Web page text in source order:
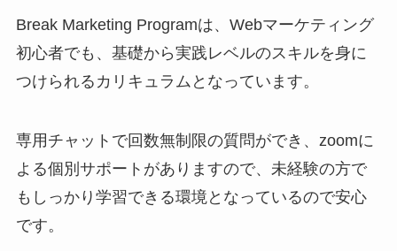
Break Marketing Programは、Webマーケティング
初心者でも、基礎から実践レベルのスキルを身に
つけられるカリキュラムとなっています。
専用チャットで回数無制限の質問ができ、zoomに
よる個別サポートがありますので、未経験の方で
もしっかり学習できる環境となっているので安心
です。